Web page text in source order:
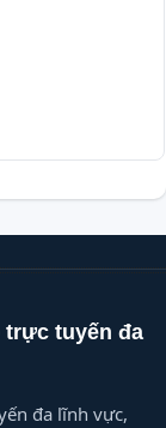
trực tuyến đa
đa lĩnh vực,